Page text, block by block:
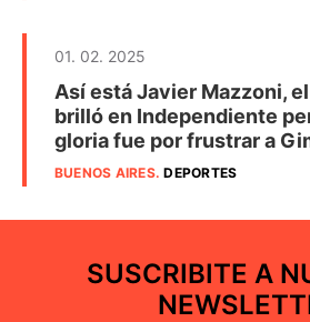
01. 02. 2025
Así está Javier Mazzoni,
brilló en Independiente
gloria fue por frustrar a
BUENOS AIRES.DEPORTES
SUSCRIBITE A